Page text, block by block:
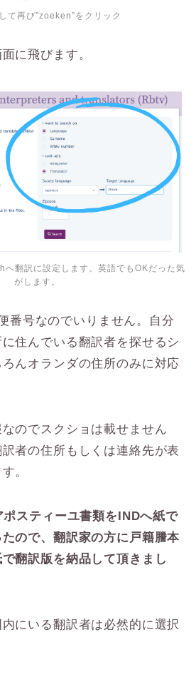
て再び”zoeken”をクリック
に飛びます。
翻訳に設定します。英語でもOKだった気
がします。
番号なのでいりません。自分
住んでいる翻訳者を探せるシ
んオランダの住所のみに対応
のでスクショは載せません
者の住所もしくは連絡先が表
。
スティーユ書類をINDへ紙で
ので、翻訳家の方に戸籍謄本
翻訳版を納品して頂きまし
にいる翻訳者は必然的に選択